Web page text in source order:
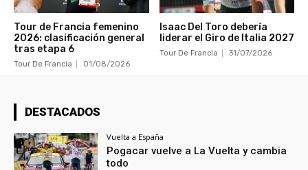
Tour de Francia femenino
2026: clasificación general
tras etapa 6
Tour De Francia 01/08/2026
Isaac Del Toro debería
liderar el Giro de Italia 2027
Tour De Francia 31/07/2026
DESTACADOS
Vuelta a España
Pogacar vuelve a La Vuelta y cambia
todo